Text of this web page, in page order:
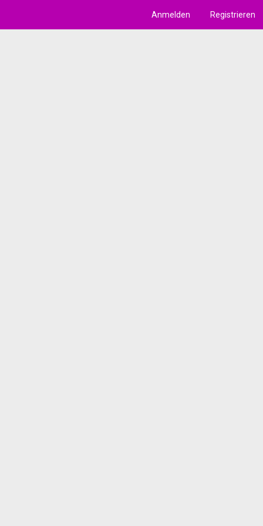
Anmelden Registrieren